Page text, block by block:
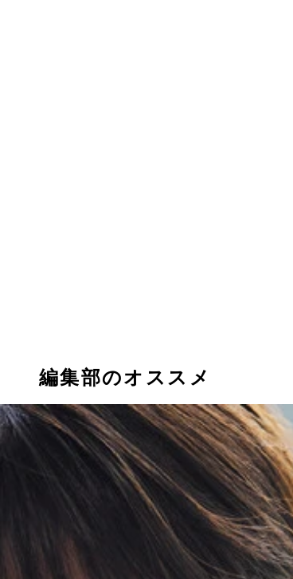
編集部のオススメ